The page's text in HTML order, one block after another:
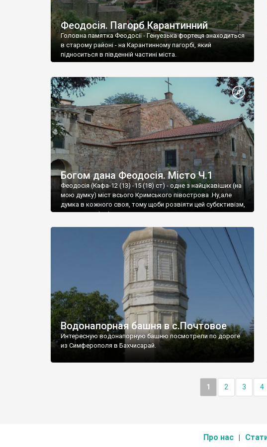
Феодосія. Пагорб Карантинний
Головна памятка Феодосії - Генуезька фортеця знаходиться
в старому районі - на Карантинному пагорбі, який
підноситься в південній частині міста.
Богом дана Феодосія. Місто Ч.1
Феодосія (Кафа-12 (13) -15 (18) ст) - одне з найцікавіших (на
мою думку) міст всього Кримського півострова .Ну,але
думка в кожного своя, тому щоби розвіяти цей субєктивізм,
запрошую відвідати це
Водонапорная башня в с.Почтовое
Интересную водонапорную башню посмотрели по дороге
из Симферополя в Бахчисарай.
1 2 3 4
Про нас